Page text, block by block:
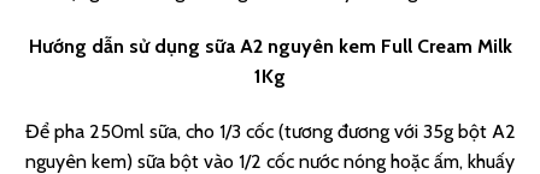
Hướng dẫn sử dụng sữa A2 nguyên kem Full Cream Milk
1Kg
Để pha 250ml sữa, cho 1/3 cốc (tương đương với 35g bột A2
nguyên kem) sữa bột vào 1/2 cốc nước nóng hoặc ấm, khuấy